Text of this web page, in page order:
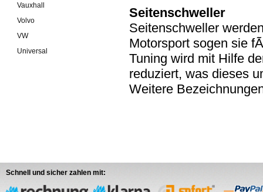
Seitenschweller
Seitenschweller
Motorsport sogen sie
Tuning wird mit Hilfe
reduziert, was dieses
Weitere
Vauxhall
Volvo
VW
Universal
Schnell und sicher zahlen mit: